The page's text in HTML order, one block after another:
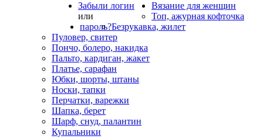
Забыли логин
или
пароль?
Вязание для женщин
Топ, ажурная кофточка
Безрукавка, жилет
Пуловер, свитер
Пончо, болеро, накидка
Пальто, кардиган, жакет
Платье, сарафан
Юбки, шорты, штаны
Носки, тапки
Перчатки, варежки
Шапка, берет
Шарф, снуд, палантин
Купальники